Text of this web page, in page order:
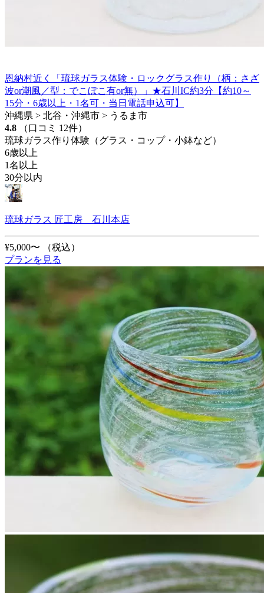
恩納村近く「琉球ガラス体験・ロックグラス作り（柄：さざ
波or潮風／型：でこぼこ有or無）」★石川IC約3分【約10～
15分・6歳以上・1名可・当日電話申込可】
沖縄県 > 北谷・沖縄市 > うるま市
4.8
（口コミ 12件）
琉球ガラス作り体験（グラス・コップ・小鉢など）
6歳以上
1名以上
30分以内
琉球ガラス 匠工房 石川本店
¥5,000〜
（税込）
プランを見る